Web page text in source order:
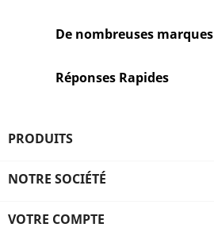
De nombreuses marques
Réponses Rapides
PRODUITS
NOTRE SOCIÉTÉ
VOTRE COMPTE